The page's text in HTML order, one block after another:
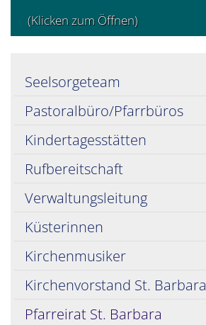
(Klicken zum Öffnen)
Seelsorgeteam
Pastoralbüro/Pfarrbüros
Kindertagesstätten
Rufbereitschaft
Verwaltungsleitung
Küsterinnen
Kirchenmusiker
Kirchenvorstand St. Barbara
Pfarreirat St. Barbara